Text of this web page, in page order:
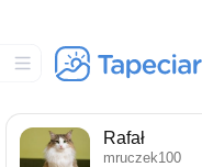
Rafał
mruczek100